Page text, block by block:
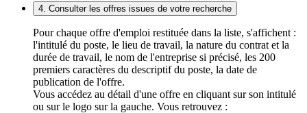
4. Consulter les offres issues de votre recherche
Pour chaque offre d'emploi restituée dans la liste, s'affichent :
l'intitulé du poste, le lieu de travail, la nature du contrat et la
durée de travail, le nom de l'entreprise si précisé, les 200
premiers caractères du descriptif du poste, la date de
publication de l'offre.
Vous accédez au détail d'une offre en cliquant sur son intitulé
ou sur le logo sur la gauche. Vous retrouvez :